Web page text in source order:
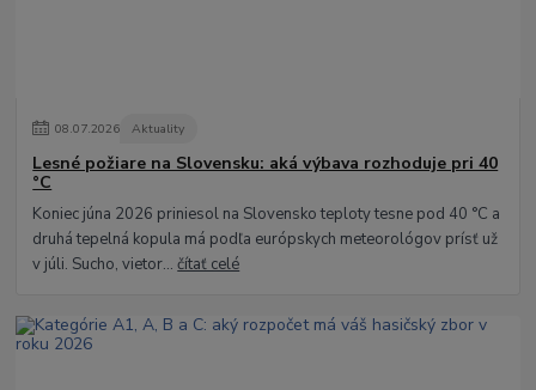
08.07.2026 Aktuality
Lesné požiare na Slovensku: aká výbava rozhoduje pri 40
°C
Koniec júna 2026 priniesol na Slovensko teploty tesne pod 40 °C a
druhá tepelná kopula má podľa európskych meteorológov prísť už
v júli. Sucho, vietor...čítať celé